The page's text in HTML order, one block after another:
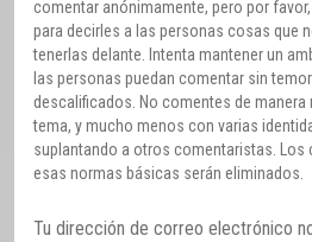
comentar anónimamente, pero por
para decirles a las personas cosas que
tenerlas delante. Intenta mantener un
las personas puedan comentar sin
descalificados. No comentes de
tema, y mucho menos con varias
suplantando a otros comentaristas. Los
esas normas básicas serán eliminados.
Tu dirección de correo electrónico